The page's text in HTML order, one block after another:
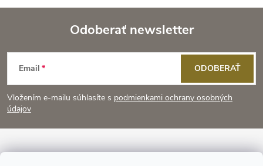
Z
á
p
ä
Odoberať newsletter
Email
Vložením e-mailu súhlasíte s podmienkami ochrany osobných
údajov
ODOBERAŤ
Informácie pre vás